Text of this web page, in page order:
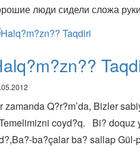
люди сидели сложа
zamanda Q?r?m’da, Bizler
coyd?q. Bi? doquz
ba?çalar ba? sallap